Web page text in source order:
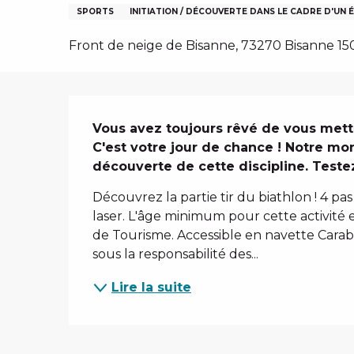
SPORTS INITIATION / DÉCOUVERTE DANS LE CADRE D'UN
Front de neige de Bisanne, 73270 Bisanne
Description
Vous avez toujours rêvé de vous
C'est votre jour de chance ! Notre
découverte de cette discipline.
Découvrez la partie tir du biathlon ! 4
laser. L'âge minimum pour cette activité
de Tourisme. Accessible en navette
sous la responsabilité des...
Lire la suite